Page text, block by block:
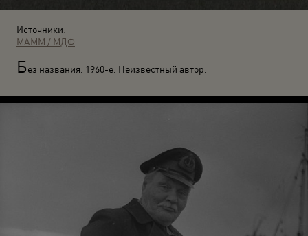
Источники:
МАММ / МДФ
Без названия. 1960-е. Неизвестный автор.